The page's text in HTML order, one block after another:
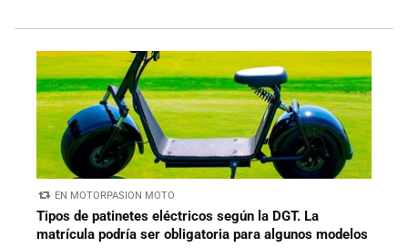
EN MOTORPASION MOTO
Tipos de patinetes eléctricos según la DGT. La
matrícula podría ser obligatoria para algunos modelos